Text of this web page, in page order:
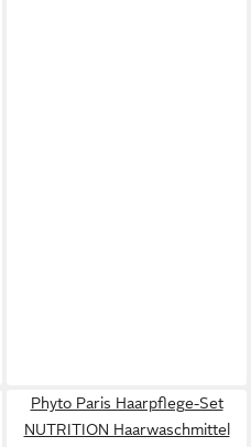
Phyto Paris Haarpflege-Set
NUTRITION Haarwaschmittel